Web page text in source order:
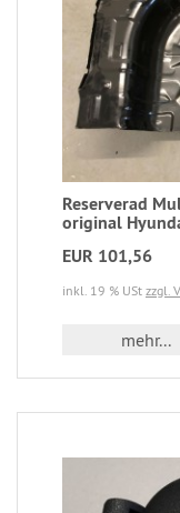
Reserverad
original
EUR 101,56
inkl. 19 % USt zzgl.
mehr...